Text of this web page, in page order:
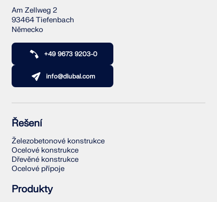
Am Zellweg 2
93464 Tiefenbach
Německo
+49 9673 9203-0
info@dlubal.com
Řešení
Železobetonové konstrukce
Ocelové konstrukce
Dřevěné konstrukce
Ocelové přípoje
Produkty